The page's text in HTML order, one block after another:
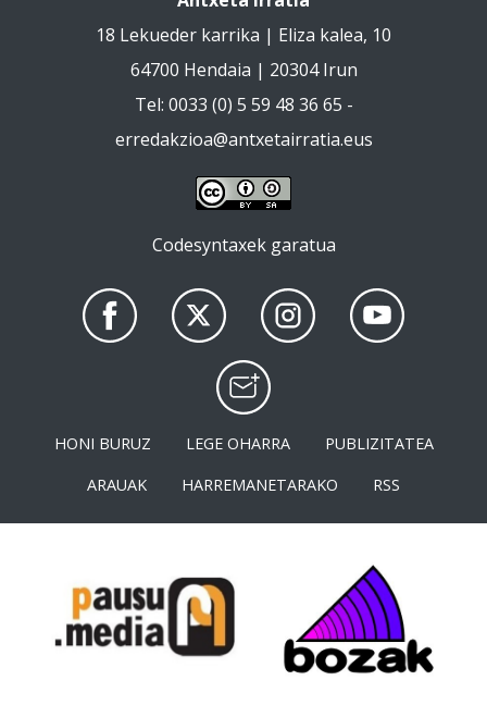
18 Lekueder karrika | Eliza kalea, 10
64700 Hendaia | 20304 Irun
Tel: 0033 (0) 5 59 48 36 65 -
erredakzioa@antxetairratia.eus
Codesyntaxek garatua
HONI BURUZ LEGE OHARRA
PUBLIZITATEA
ARAUAK
HARREMANETARAKO RSS